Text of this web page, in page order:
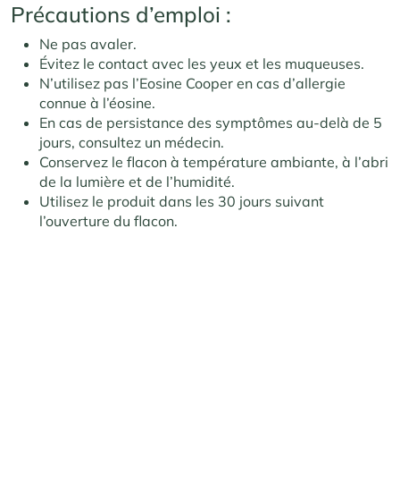
Précautions d’emploi :
Ne pas avaler.
Évitez le contact avec les yeux et les muqueuses.
N’utilisez pas l’Eosine Cooper en cas d’allergie
connue à l’éosine.
En cas de persistance des symptômes au-delà de 5
jours, consultez un médecin.
Conservez le flacon à température ambiante, à l’abri
de la lumière et de l’humidité.
Utilisez le produit dans les 30 jours suivant
l’ouverture du flacon.